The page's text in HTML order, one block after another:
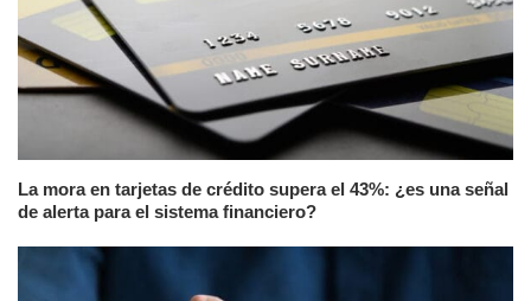
La mora en tarjetas de crédito supera el 43%: ¿es una señal
de alerta para el sistema financiero?